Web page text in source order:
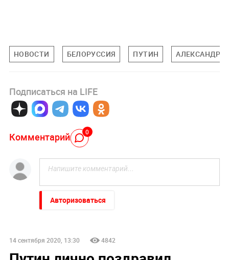
НОВОСТИ БЕЛОРУССИЯ ПУТИН АЛЕКСАНДР
Подписаться на LIFE
Комментарий 0
Авторизоваться
14 сентября 2020, 13:30 4842